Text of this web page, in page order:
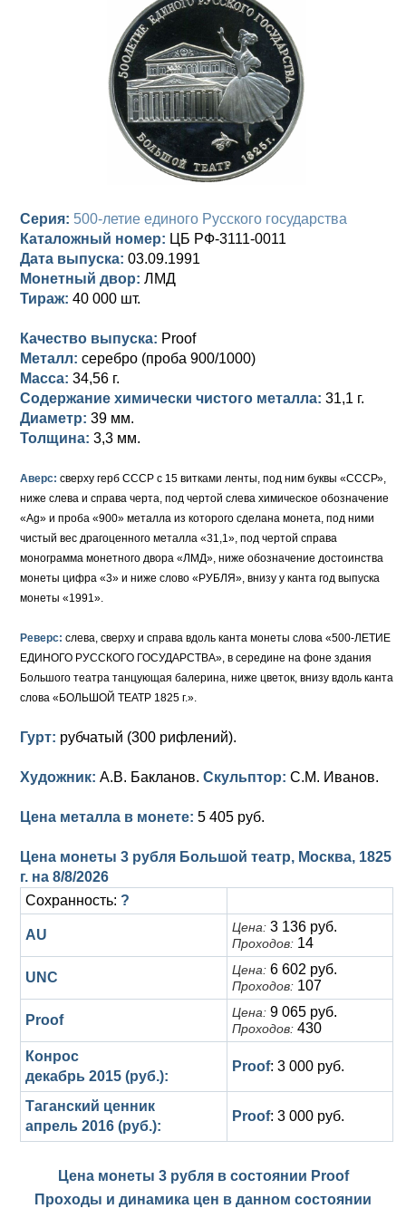
Памятные и донативные
Сибирские монеты
Для Молдавии и Валахии
Таврические монеты
Для Пруссии
Анна Иоанновна (1730-1740)
Петр II (1727-1730)
Екатерина I (1725-1727)
Петр I (1682-1725)
Серебро
Медь
Для Речи Посполитой
Серия: 500-летие единого Русского государства
Каталожный номер: ЦБ РФ-3111-0011
Дата выпуска: 03.09.1991
Монетный двор: ЛМД
Тираж: 40 000 шт.
Качество выпуска: Proof
Металл: серебро (проба 900/1000)
Масса: 34,56 г.
Содержание химически чистого металла: 31,1 г.
Диаметр: 39 мм.
Толщина: 3,3 мм.
Аверс: сверху герб СССР с 15 витками ленты, под ним буквы «СССР»,
ниже слева и справа черта, под чертой слева химическое обозначение
«Ag» и проба «900» металла из которого сделана монета, под ними
чистый вес драгоценного металла «31,1», под чертой справа
монограмма монетного двора «ЛМД», ниже обозначение достоинства
монеты цифра «3» и ниже слово «РУБЛЯ», внизу у канта год выпуска
монеты «1991».
Реверс: слева, сверху и справа вдоль канта монеты слова «500-ЛЕТИЕ
ЕДИНОГО РУССКОГО ГОСУДАРСТВА», в середине на фоне здания
Большого театра танцующая балерина, ниже цветок, внизу вдоль канта
слова «БОЛЬШОЙ ТЕАТР 1825 г.».
Гурт: рубчатый (300 рифлений).
Художник: А.В. Бакланов. Скульптор: С.М. Иванов.
Цена металла в монете: 5 405 руб.
Цена монеты 3 рубля Большой театр, Москва, 1825
г. на 8/8/2026
Сохранность: ?
AU Цена: 3 136 руб.
Проходов: 14
UNC Цена: 6 602 руб.
Проходов: 107
Proof Цена: 9 065 руб.
Проходов: 430
Конрос
декабрь 2015 (руб.):
Proof: 3 000 руб.
Таганский ценник
апрель 2016 (руб.):
Proof: 3 000 руб.
Цена монеты 3 рубля в состоянии Proof
Проходы и динамика цен в данном состоянии